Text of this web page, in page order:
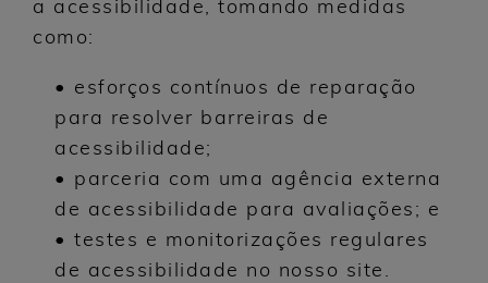
a acessibilidade, tomando medidas
como:
• esforços contínuos de reparação
para resolver barreiras de
acessibilidade;
• parceria com uma agência externa
de acessibilidade para avaliações; e
• testes e monitorizações regulares
de acessibilidade no nosso site.